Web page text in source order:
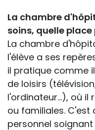
La chambre
soins, quelle place
La chambre
l'élève a ses
il pratique comme
de loisirs
l'ordinateur...), où
ou familiales. C'est
personnel